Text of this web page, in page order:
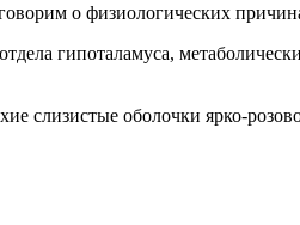
о физиологических
гипоталамуса,
слизистые оболочки ярко-